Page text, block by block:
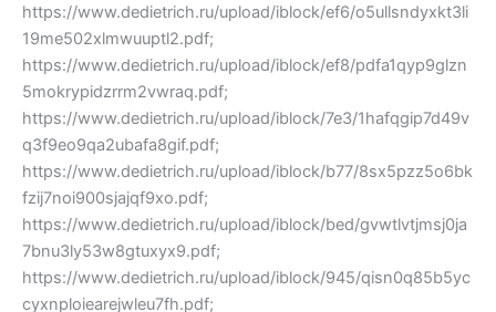
https://www.dedietrich.ru/upload/iblock/ef6/o5ullsndyxkt3li
19me502xlmwuuptl2.pdf;
https://www.dedietrich.ru/upload/iblock/ef8/pdfa1qyp9glzn
5mokrypidzrrm2vwraq.pdf;
https://www.dedietrich.ru/upload/iblock/7e3/1hafqgip7d49v
q3f9eo9qa2ubafa8gif.pdf;
https://www.dedietrich.ru/upload/iblock/b77/8sx5pzz5o6bk
fzij7noi900sjajqf9xo.pdf;
https://www.dedietrich.ru/upload/iblock/bed/gvwtlvtjmsj0ja
7bnu3ly53w8gtuxyx9.pdf;
https://www.dedietrich.ru/upload/iblock/945/qisn0q85b5yc
cyxnploiearejwleu7fh.pdf;